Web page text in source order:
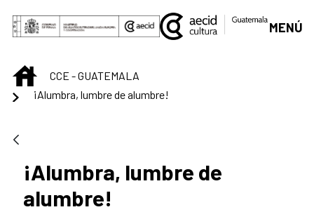
Saltar al contenido principal
MENÚ
INICIOCCE - GUATEMALA
¡Alumbra, lumbre de alumbre!
¡Alumbra, lumbre de
alumbre!